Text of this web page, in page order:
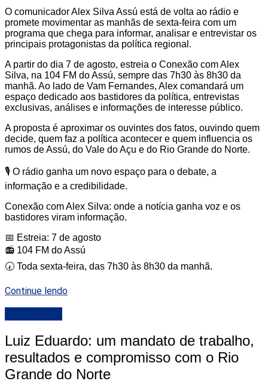
O comunicador Alex Silva Assú está de volta ao rádio e
promete movimentar as manhãs de sexta-feira com um
programa que chega para informar, analisar e entrevistar os
principais protagonistas da política regional.
A partir do dia 7 de agosto, estreia o Conexão com Alex
Silva, na 104 FM do Assú, sempre das 7h30 às 8h30 da
manhã. Ao lado de Vam Fernandes, Alex comandará um
espaço dedicado aos bastidores da política, entrevistas
exclusivas, análises e informações de interesse público.
A proposta é aproximar os ouvintes dos fatos, ouvindo quem
decide, quem faz a política acontecer e quem influencia os
rumos de Assú, do Vale do Açu e do Rio Grande do Norte.
🎙️ O rádio ganha um novo espaço para o debate, a
informação e a credibilidade.
Conexão com Alex Silva: onde a notícia ganha voz e os
bastidores viram informação.
📅 Estreia: 7 de agosto
📻 104 FM do Assú
🕢 Toda sexta-feira, das 7h30 às 8h30 da manhã.
Continue lendo
Luiz Eduardo: um mandato de trabalho,
resultados e compromisso com o Rio
Grande do Norte